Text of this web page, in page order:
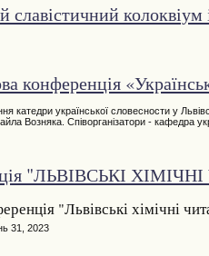
колоквіум
конференція
катедри української словесности у
Возняка. Співорганізатори - кафедра
"ЛЬВІВСЬКІ
"Львівські хімічні
31, 2023